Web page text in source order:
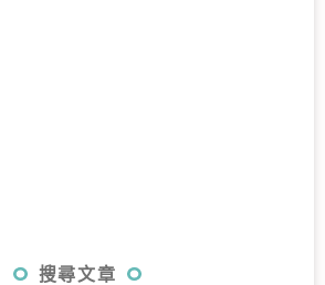
搜尋文章